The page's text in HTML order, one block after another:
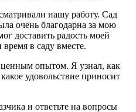
нашу работу. Сад
очень благодарна за мою
доставить радость моей
в саду вместе.
опытом. Я узнал, как
удовольствие приносит
и ответьте на вопросы